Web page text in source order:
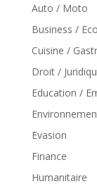
Auto / Moto
Business /
Cuisine /
Droit /
Education /
Evasion
Finance
Humanitaire